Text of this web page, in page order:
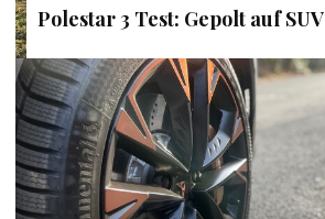
Polestar 3 Test: Gepolt auf SUV